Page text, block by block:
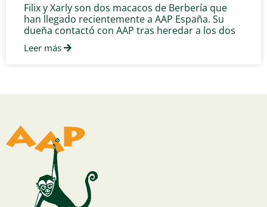
Filix y Xarly son dos macacos de Berbería que
han llegado recientemente a AAP España. Su
dueña contactó con AAP tras heredar a los dos
Leer más